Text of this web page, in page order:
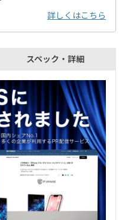
スペック・詳細
詳しくはこちら